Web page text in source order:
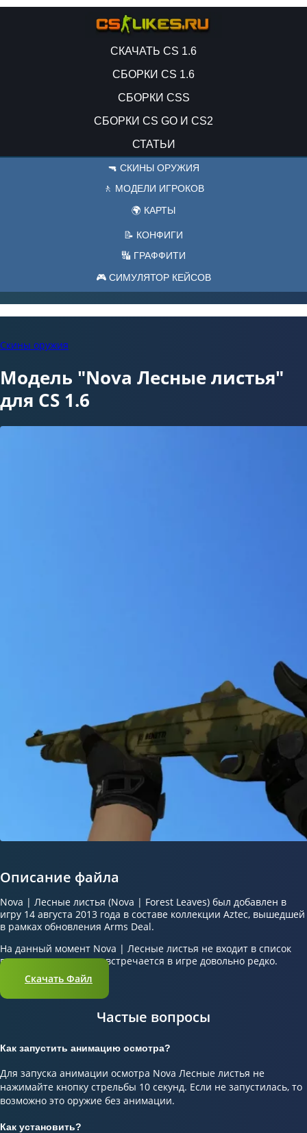
СКАЧАТЬ CS 1.6
СБОРКИ CS 1.6
СБОРКИ CSS
СБОРКИ CS GO И CS2
СТАТЬИ
🔫 СКИНЫ ОРУЖИЯ
🚶 МОДЕЛИ ИГРОКОВ
🌍 КАРТЫ
📝 КОНФИГИ
🔣 ГРАФФИТИ
🎮 СИМУЛЯТОР КЕЙСОВ
Скины оружия
Модель "Nova Лесные листья"
для CS 1.6
Описание файла
Nova | Лесные листья (Nova | Forest Leaves) был добавлен в
игру 14 августа 2013 года в составе коллекции Aztec, вышедшей
в рамках обновления Arms Deal.
На данный момент Nova | Лесные листья не входит в список
популярных скинов и встречается в игре довольно редко.
Скачать Файл
Частые вопросы
Как запустить анимацию осмотра?
Для запуска анимации осмотра Nova Лесные листья не
нажимайте кнопку стрельбы 10 секунд. Если не запустилась, то
возможно это оружие без анимации.
Как установить?